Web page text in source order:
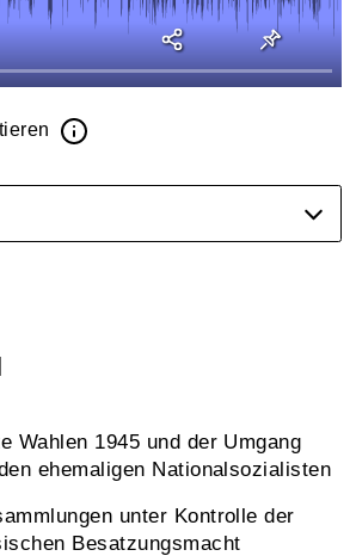
Wahlen 1945 und der Umgang
ehemaligen Nationalsozialisten
unter Kontrolle der
Besatzungsmacht